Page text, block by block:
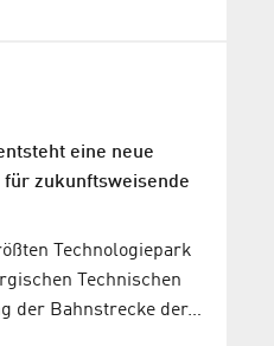
eine neue
für zukunftsweisende
Technologiepark
Technischen
der Bahnstrecke der…